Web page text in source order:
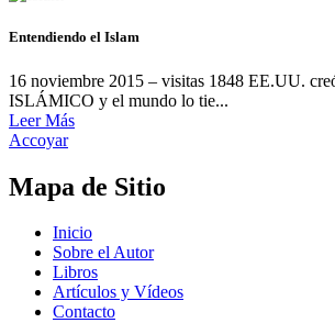
Entendiendo el Islam
16 noviembre 2015 – visitas 1848 EE.UU.
ISLÁMICO y el mundo lo tie...
Leer Más
Accoyar
Mapa de Sitio
Inicio
Sobre el Autor
Libros
Artículos y Vídeos
Contacto